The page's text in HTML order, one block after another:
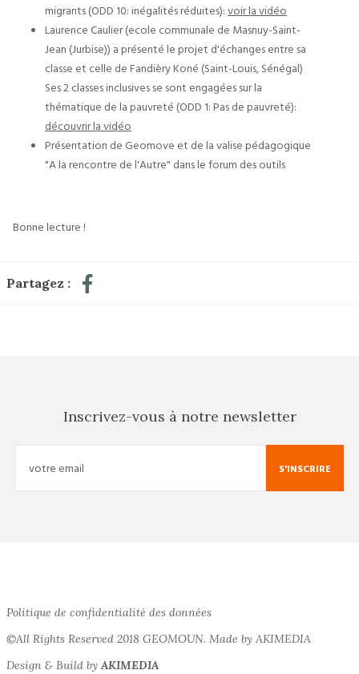
migrants (ODD 10: inégalités réduites):voir la vidéo
Laurence Caulier (ecole communale de Masnuy-Saint-
Jean (Jurbise)) a présenté le projet d'échanges entre sa
classe et celle de Fandièry Koné (Saint-Louis, Sénégal)
Ses 2 classes inclusives se sont engagées sur la
thématique de la pauvreté (ODD 1: Pas de pauvreté):
découvrir la vidéo
Présentation de Geomove et de la valise pédagogique
"A la rencontre de l'Autre" dans le forum des outils
Bonne lecture !
Partagez :
Inscrivez-vous à notre newsletter
S'INSCRIRE
Politique de confidentialité des données
©All Rights Reserved 2018 GEOMOUN. Made by AKIMEDIA
Design & Build by AKIMEDIA